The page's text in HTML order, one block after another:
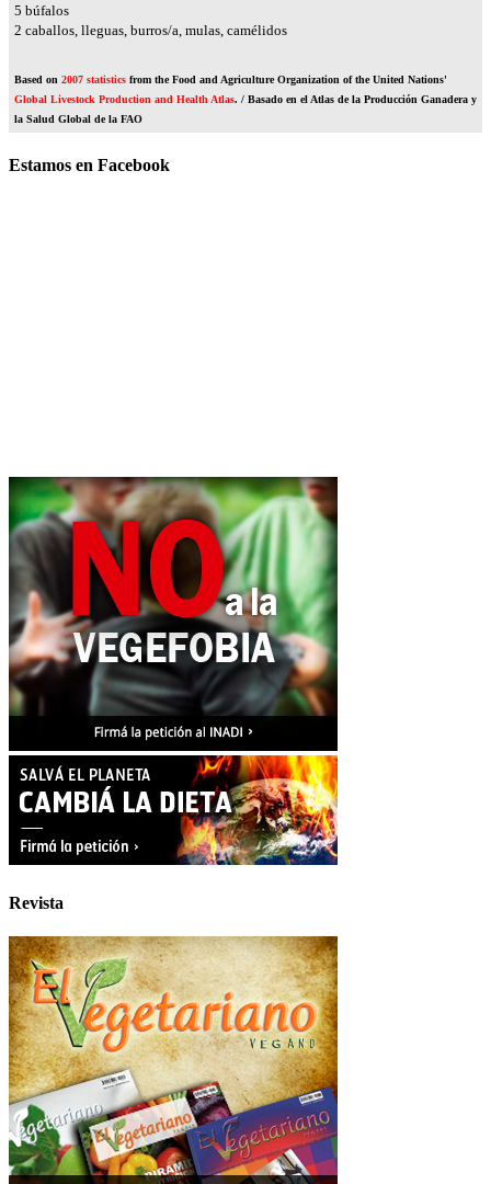
6 búfalos
2 caballos, lleguas, burros/a, mulas, camélidos
Based on 2007 statistics from the Food and Agriculture Organization of the United Nations'
Global Livestock Production and Health Atlas. / Basado en el Atlas de la Producción Ganadera y
la Salud Global de la FAO
Estamos en Facebook
Revista